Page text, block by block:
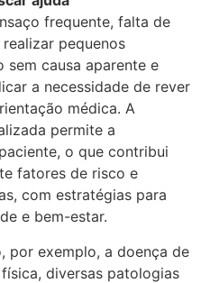
frequente, falta de
pequenos
sem causa aparente e
a necessidade de rever
médica. A
permite a
o que contribui
fatores de risco e
com estratégias para
e bem-estar.
por exemplo, a doença de
diversas patologias